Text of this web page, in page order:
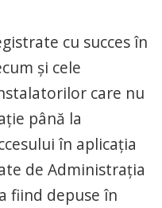
cu succes în
și cele
care nu
până la
în aplicația
de Administrația
fiind depuse în